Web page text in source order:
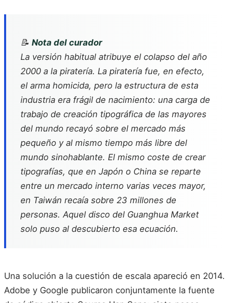
📝 Nota del curador
La versión habitual atribuye el colapso del año
2000 a la piratería. La piratería fue, en efecto,
el arma homicida, pero la estructura de esta
industria era frágil de nacimiento: una carga de
trabajo de creación tipográfica de las mayores
del mundo recayó sobre el mercado más
pequeño y al mismo tiempo más libre del
mundo sinohablante. El mismo coste de crear
tipografías, que en Japón o China se reparte
entre un mercado interno varias veces mayor,
en Taiwán recaía sobre 23 millones de
personas. Aquel disco del Guanghua Market
solo puso al descubierto esa ecuación.
Una solución a la cuestión de escala apareció en 2014.
Adobe y Google publicaron conjuntamente la fuente